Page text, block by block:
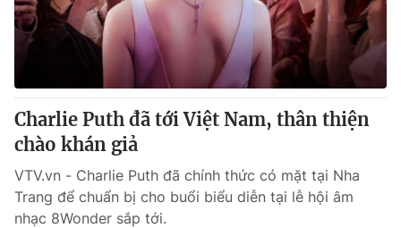
Sản phẩm
Thị trường
Tư vấn
Lịch phát sóng
Chuyên mục khác
Emagazine
Photo Infographic
Charlie Puth đã tới Việt Nam, thân thiện
chào khán giả
VTV.vn - Charlie Puth đã chính thức có mặt tại Nha
Trang để chuẩn bị cho buổi biểu diễn tại lễ hội âm
nhạc 8Wonder sắp tới.